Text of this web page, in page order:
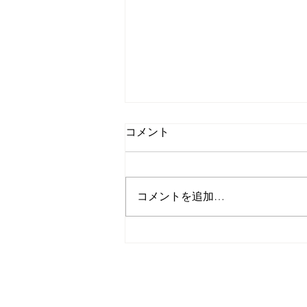
コメント
コメントを追加…